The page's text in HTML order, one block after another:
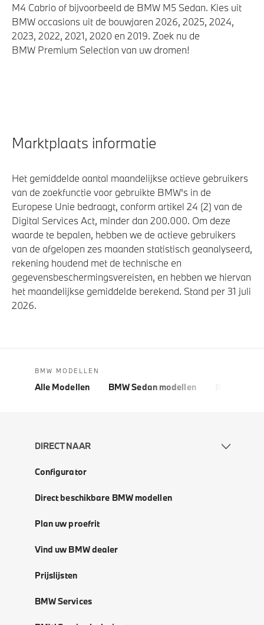
M4 Cabrio of bijvoorbeeld de BMW M5 Sedan. Kies uit
BMW occasions uit de bouwjaren 2026, 2025, 2024,
2023, 2022, 2021, 2020 en 2019. Zoek nu de
BMW Premium Selection van uw dromen!
Marktplaats informatie
Het gemiddelde aantal maandelijkse actieve gebruikers
van de zoekfunctie voor gebruikte BMW's in de
Europese Unie bedraagt, conform artikel 24 (2) van de
Digital Services Act, minder dan 200.000. Om deze
waarde te bepalen, hebben we de actieve gebruikers
van de afgelopen zes maanden statistisch geanalyseerd,
rekening houdend met de technische en
gegevensbeschermingsvereisten, en hebben we hiervan
het maandelijkse gemiddelde berekend. Stand per 31 juli
2026.
BMW MODELLEN
Alle Modellen BMW Sedan modellen
DIRECT NAAR
Configurator
Direct beschikbare BMW modellen
Plan uw proefrit
Vind uw BMW dealer
Prijslijsten
BMW Services